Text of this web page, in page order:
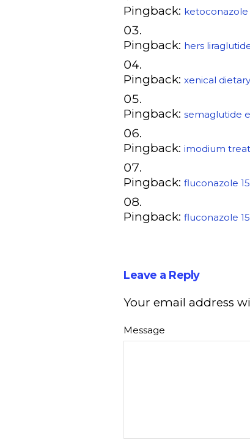
Pingback:
Pingback: hers
Pingback: xenical
Pingback: semaglutide
Pingback: imodium
Pingback: fluconazole
Pingback: fluconazole
Leave a Reply
Your email address
Message